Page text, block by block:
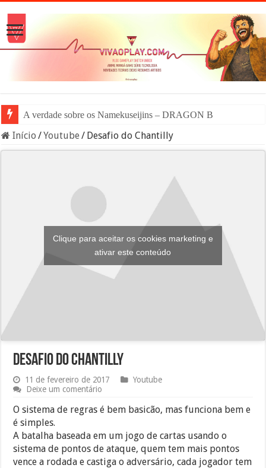
A verdade sobre os Namekuseijins – DRAGON BALL #News
Início /Youtube / Desafio do Chantilly
Clique para aceitar os cookies marketing e
ativar este conteúdo
Desafio do Chantilly
11 de fevereiro de 2017
Youtube
Deixe um comentário
O sistema de regras é bem basicão, mas funciona bem e
é simples.
A batalha baseada em um jogo de cartas usando o
sistema de pontos de ataque, quem tem mais pontos
vence a rodada e castiga o adversário, cada jogador tem